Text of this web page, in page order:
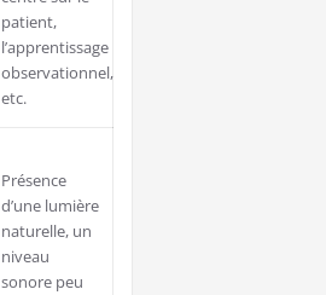
patient,
l’apprentissage
observationnel,
etc.
Présence
d’une lumière
naturelle, un
niveau
sonore peu